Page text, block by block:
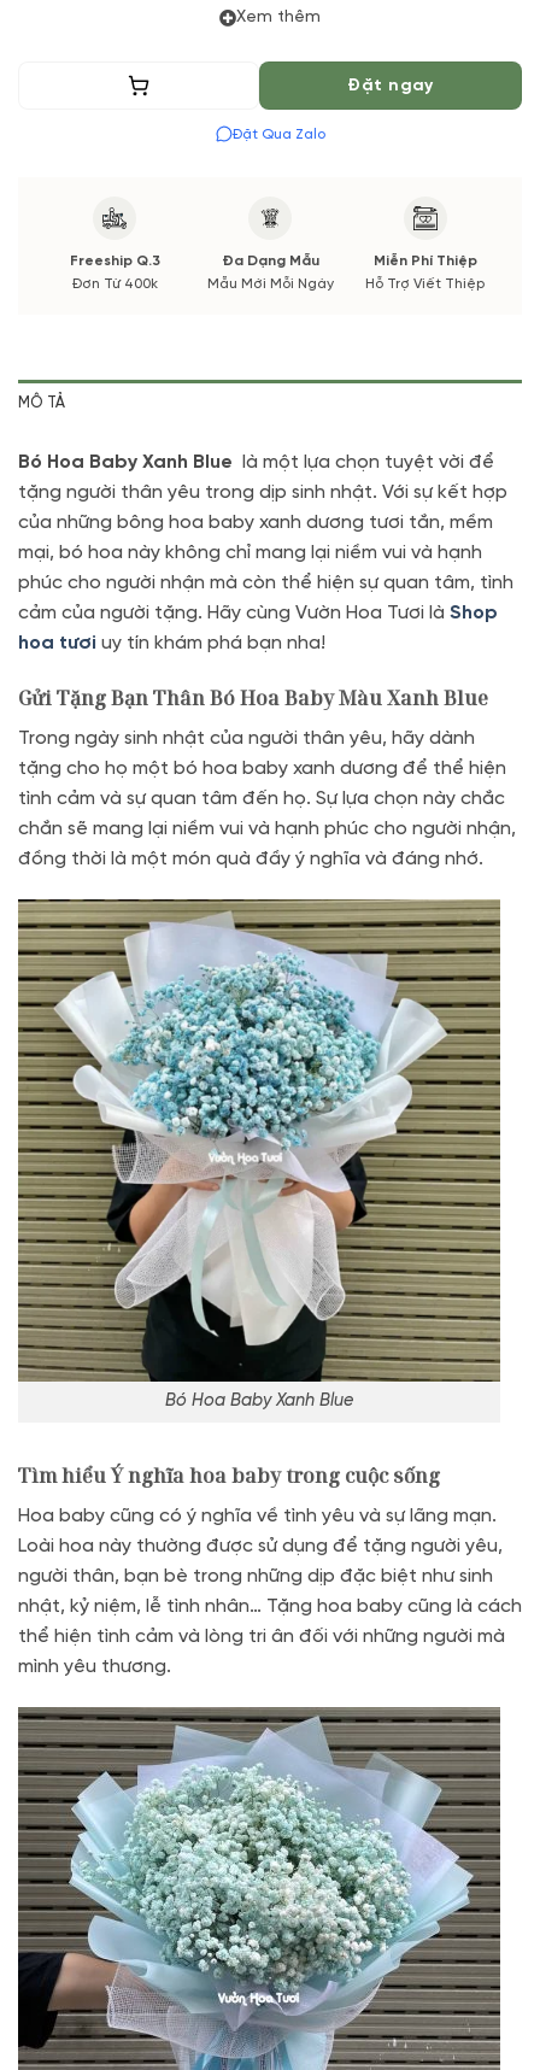
báo đến Quý khách hàng xác nhận trước khi cắm hay bó.
Xem thêm
Thêm vào giỏ Đặt ngay
Đặt Qua Zalo
Freeship Q.3
Đơn Từ 400k
Đa Dạng Mẫu
Mẫu Mới Mỗi Ngày
Miễn Phí Thiệp
Hỗ Trợ Viết Thiệp
MÔ TẢ
Bó Hoa Baby Xanh Blue
là một lựa chọn tuyệt vời để
tặng người thân yêu trong dịp sinh nhật. Với sự kết hợp
của những bông hoa baby xanh dương tươi tắn, mềm
mại, bó hoa này không chỉ mang lại niềm vui và hạnh
phúc cho người nhận mà còn thể hiện sự quan tâm, tình
cảm của người tặng. Hãy cùng Vườn Hoa Tươi là Shop
hoa tươi uy tín khám phá bạn nha!
Gửi Tặng Bạn Thân Bó Hoa Baby Màu Xanh Blue
Trong ngày sinh nhật của người thân yêu, hãy dành
tặng cho họ một bó hoa baby xanh dương để thể hiện
tình cảm và sự quan tâm đến họ. Sự lựa chọn này chắc
chắn sẽ mang lại niềm vui và hạnh phúc cho người nhận,
đồng thời là một món quà đầy ý nghĩa và đáng nhớ.
Bó Hoa Baby Xanh Blue
Tìm hiểu Ý nghĩa hoa baby trong cuộc sống
Hoa baby cũng có ý nghĩa về tình yêu và sự lãng mạn.
Loài hoa này thường được sử dụng để tặng người yêu,
người thân, bạn bè trong những dịp đặc biệt như sinh
nhật, kỷ niệm, lễ tình nhân… Tặng hoa baby cũng là cách
thể hiện tình cảm và lòng tri ân đối với những người mà
mình yêu thương.